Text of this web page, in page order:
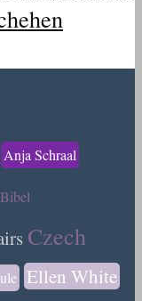
Anja Schraal
Bibel
Czech
Ellen White